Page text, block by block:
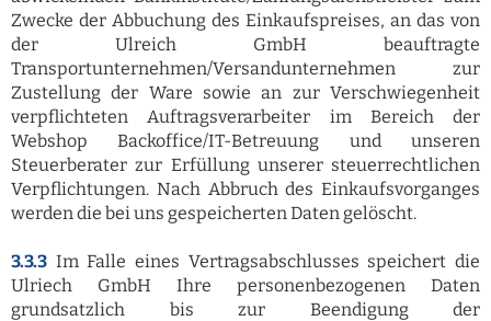
Zwecke der Abbuchung des Einkaufspreises, an das von
der Ulreich GmbH beauftragte
Transportunternehmen/Versandunternehmen zur
Zustellung der Ware sowie an zur Verschwiegenheit
verpflichteten Auftragsverarbeiter im Bereich der
Webshop Backoffice/IT-Betreuung und unseren
Steuerberater zur Erfüllung unserer steuerrechtlichen
Verpflichtungen. Nach Abbruch des Einkaufsvorganges
werden die bei uns gespeicherten Daten gelöscht.
3.3.3 Im Falle eines Vertragsabschlusses speichert die
Ulriech GmbH Ihre personenbezogenen Daten
grundsatzlich bis zur Beendigung der